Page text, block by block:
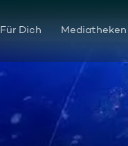
Für Dich Mediatheken